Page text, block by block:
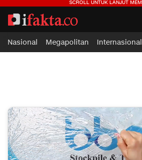
ifakta.co
#pastibenar
Nasional Megapolitan Internasional